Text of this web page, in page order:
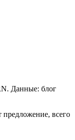
Данные: блог
предложение, всего